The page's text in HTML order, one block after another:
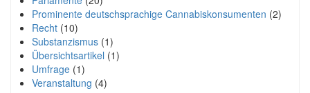
Prominente deutschsprachige Cannabiskonsumenten (2)
Recht (10)
Substanzismus (1)
Übersichtsartikel (1)
Umfrage (1)
Veranstaltung (4)